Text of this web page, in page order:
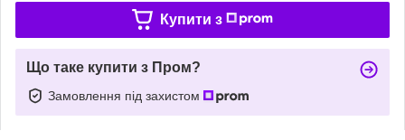
Купити з
Що таке купити з Пром?
Замовлення під захистом